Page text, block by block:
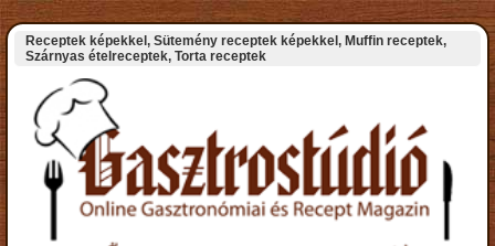
Receptek képekkel, Sütemény receptek képekkel, Muffin receptek,
Szárnyas ételreceptek, Torta receptek